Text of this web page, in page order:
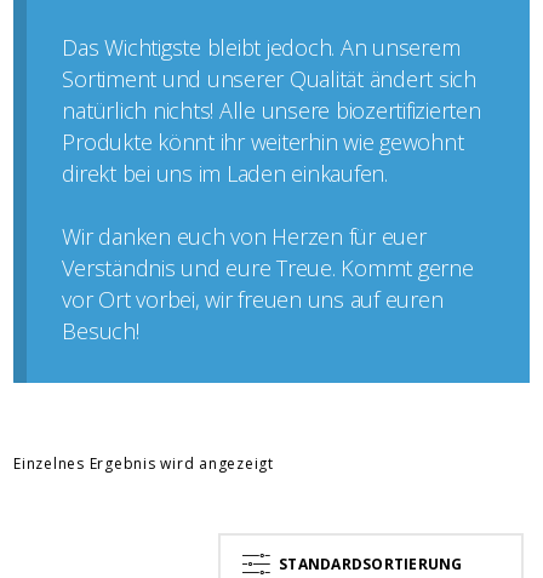
Das Wichtigste bleibt jedoch. An unserem
Sortiment und unserer Qualität ändert sich
natürlich nichts! Alle unsere biozertifizierten
Produkte könnt ihr weiterhin wie gewohnt
direkt bei uns im Laden einkaufen.
Wir danken euch von Herzen für euer
Verständnis und eure Treue. Kommt gerne
vor Ort vorbei, wir freuen uns auf euren
Besuch!
Einzelnes Ergebnis wird angezeigt
STANDARDSORTIERUNG